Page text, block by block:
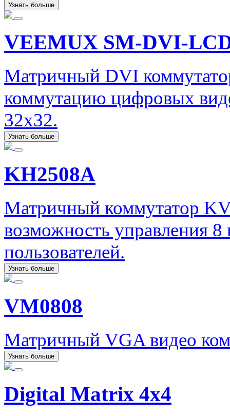
Узнать больше
VEEMUX SM-DVI-
Матричный DVI
коммутацию цифровых
32x32.
Узнать больше
KH2508A
Матричный коммутатор
возможность управления
пользователей.
Узнать больше
VM0808
Матричный VGA видео
Узнать больше
Digital Matrix 4x4